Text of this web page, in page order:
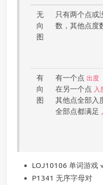
无
向
图
只有两个点或
数，其他点度
有
向
图
有一个点 出
在另一个点
其他点全部入
全部点都满足
LOJ10106 单词游戏
P1341 无序字母对